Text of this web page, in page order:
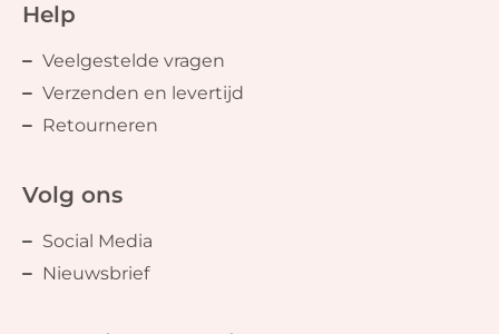
Help
Veelgestelde vragen
Verzenden en levertijd
Retourneren
Volg ons
Social Media
Nieuwsbrief